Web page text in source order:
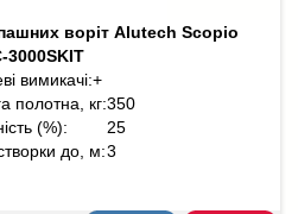
воріт Alutech Scopio
3000SKIT
вимикачі:+
полотна, кг:350
(%):
25
до, м:3